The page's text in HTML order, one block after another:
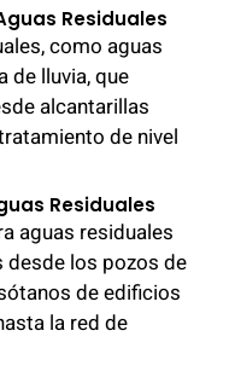
Residuales
como aguas
de lluvia, que
alcantarillas
de nivel
Residuales
aguas residuales
los pozos de
de edificios
la red de